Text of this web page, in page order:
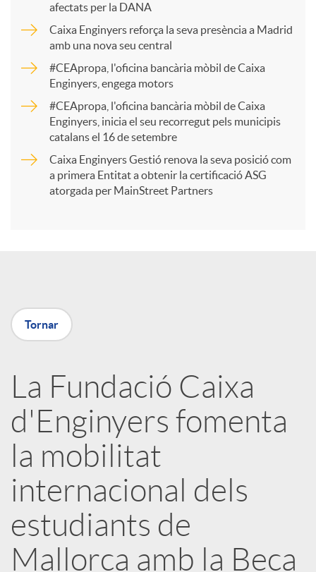
p
a
r
t
X
a
r
x
e
s
afectats per la DANA
Caixa Enginyers reforça la seva presència a Madrid
amb una nova seu central
#CEApropa, l'oficina bancària mòbil de Caixa
Enginyers, engega motors
#CEApropa, l'oficina bancària mòbil de Caixa
Enginyers, inicia el seu recorregut pels municipis
catalans el 16 de setembre
Caixa Enginyers Gestió renova la seva posició com
a primera Entitat a obtenir la certificació ASG
atorgada per MainStreet Partners
Tornar
La Fundació Caixa
d'Enginyers fomenta
la mobilitat
internacional dels
estudiants de
Mallorca amb la Beca